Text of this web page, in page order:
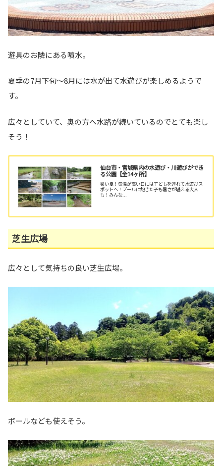
遊具のお隣にある噴水。
夏季の7月下旬～8月には水が出て水遊びが楽しめるようで
す。
広々としていて、奥の方へ水路が続いているのでとても楽し
そう！
仙台市・宮城県内の水遊び・川遊びができ
る公園【全14ヶ所】
暑い夏！気温が高い日には子どもを連れて水遊びス
ポットへ！プールに飽きた子も暑さが堪える大人
も！みんな...
芝生広場
広々として気持ちの良い芝生広場。
ボールなども使えそう。